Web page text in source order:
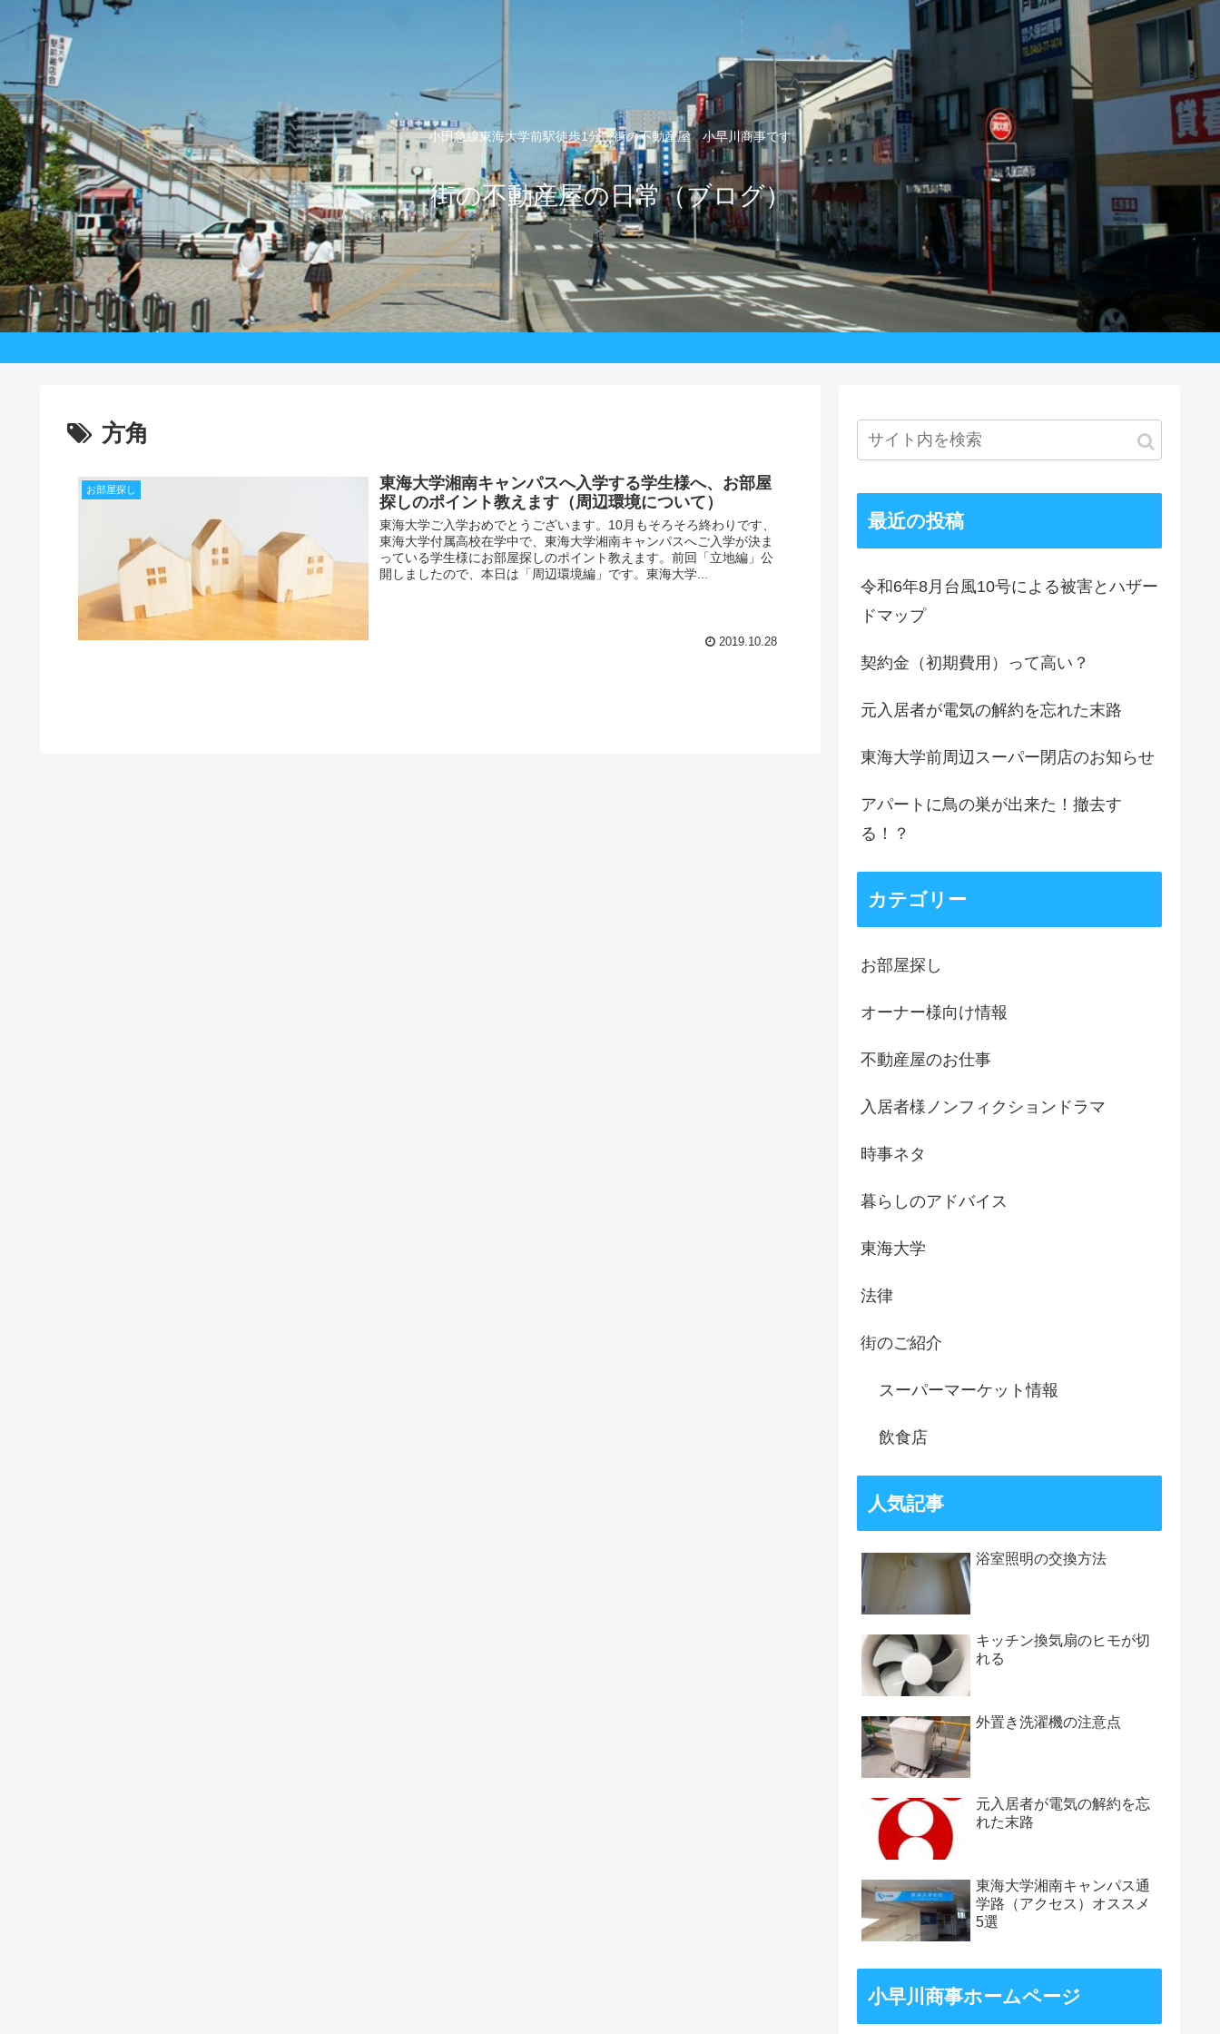
小田急線東海大学前駅徒歩1分 街の不動産屋 小早川商事です
街の不動産屋の日常（ブログ）
方角
お部屋探し
東海大学湘南キャンパスへ入学する学生様へ、お部屋
探しのポイント教えます（周辺環境について）
東海大学ご入学おめでとうございます。10月もそろそろ終わりです、
東海大学付属高校在学中で、東海大学湘南キャンパスへご入学が決ま
っている学生様にお部屋探しのポイント教えます。前回「立地編」公
開しましたので、本日は「周辺環境編」です。東海大学...
2019.10.28
最近の投稿
令和6年8月台風10号による被害とハザー
ドマップ
契約金（初期費用）って高い？
元入居者が電気の解約を忘れた末路
東海大学前周辺スーパー閉店のお知らせ
アパートに鳥の巣が出来た！撤去す
る！？
カテゴリー
お部屋探し
オーナー様向け情報
不動産屋のお仕事
入居者様ノンフィクションドラマ
時事ネタ
暮らしのアドバイス
東海大学
法律
街のご紹介
スーパーマーケット情報
飲食店
人気記事
浴室照明の交換方法
キッチン換気扇のヒモが切
れる
外置き洗濯機の注意点
元入居者が電気の解約を忘
れた末路
東海大学湘南キャンパス通
学路（アクセス）オススメ
5選
小早川商事ホームページ